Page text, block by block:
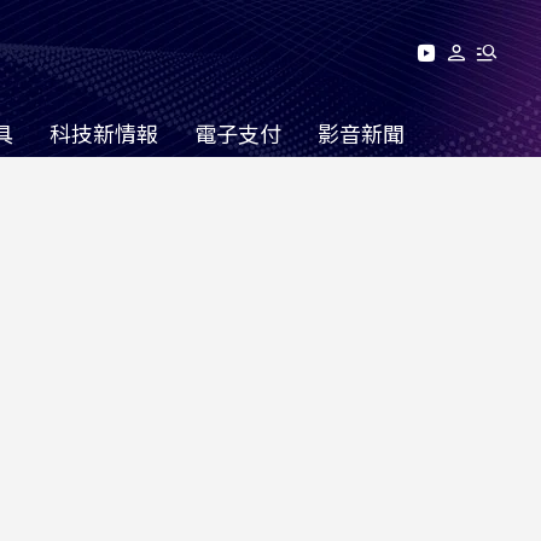
科技新情報 電子支付 影音新聞